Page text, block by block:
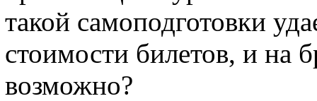
такой самоподготовки
стоимости билетов, и на
возможно?